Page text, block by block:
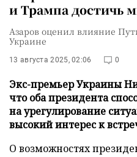
и Трампа достичь
Азаров оценил влияние
Украине
13 августа 2025, 02:06 0
Экс-премьер Украины
что оба президента
на урегулирование
высокий интерес к
О возможностях